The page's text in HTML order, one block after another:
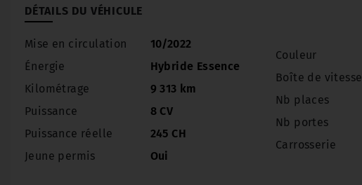
DÉTAILS DU VÉHICULE
Mise en circulation
10/2022
Énergie
Hybride Essence
Kilométrage
9 313 km
Puissance
8 CV
Puissance réelle
245 CH
Jeune permis
Oui
Couleur
Boîte de vitesse
Nb places
Nb portes
Carrosserie